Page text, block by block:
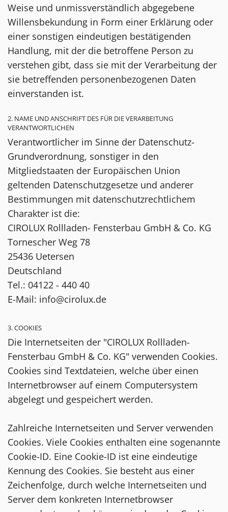
Weise und unmissverständlich abgegebene
Willensbekundung in Form einer Erklärung oder
einer sonstigen eindeutigen bestätigenden
Handlung, mit der die betroffene Person zu
verstehen gibt, dass sie mit der Verarbeitung der
sie betreffenden personenbezogenen Daten
einverstanden ist.
2. NAME UND ANSCHRIFT DES FÜR DIE VERARBEITUNG
VERANTWORTLICHEN
Verantwortlicher im Sinne der Datenschutz-
Grundverordnung, sonstiger in den
Mitgliedstaaten der Europäischen Union
geltenden Datenschutzgesetze und anderer
Bestimmungen mit datenschutzrechtlichem
Charakter ist die:
CIROLUX Rollladen- Fensterbau GmbH & Co. KG
Tornescher Weg 78
25436 Uetersen
Deutschland
Tel.: 04122 - 440 40
E-Mail: info@cirolux.de
3. COOKIES
Die Internetseiten der "CIROLUX Rollladen-
Fensterbau GmbH & Co. KG" verwenden Cookies.
Cookies sind Textdateien, welche über einen
Internetbrowser auf einem Computersystem
abgelegt und gespeichert werden.
Zahlreiche Internetseiten und Server verwenden
Cookies. Viele Cookies enthalten eine sogenannte
Cookie-ID. Eine Cookie-ID ist eine eindeutige
Kennung des Cookies. Sie besteht aus einer
Zeichenfolge, durch welche Internetseiten und
Server dem konkreten Internetbrowser